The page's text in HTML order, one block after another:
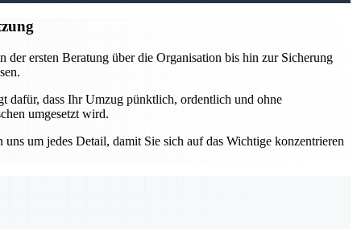
ersten Beratung über die Organisation bis hin zur Sicherung
dafür, dass Ihr Umzug pünktlich, ordentlich und ohne
umgesetzt wird.
um jedes Detail, damit Sie sich auf das Wichtige konzentrieren